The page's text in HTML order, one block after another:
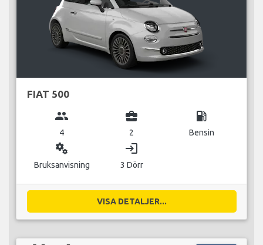
FIAT 500
group
4
business_center
2
local_gas_station
Bensin
miscellaneous_services
Bruksanvisning
login
3 Dörr
VISA DETALJER...